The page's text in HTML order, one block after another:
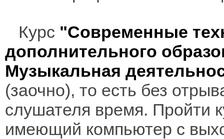
Курс "Современные
дополнительного
Музыкальная
(заочно), то есть без
слушателя время. Пройти
имеющий компьютер с